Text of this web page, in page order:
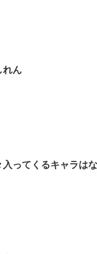
れん
ってくるキャラは